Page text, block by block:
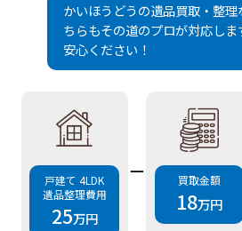
かいほうどうの遺品買取・整理
ちらもその道のプロが対応しま
安心ください！
戸建て 4LDK
遺品整理費用
25万円
ー 買取金額
18万円